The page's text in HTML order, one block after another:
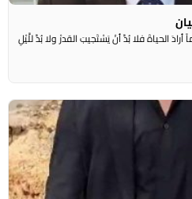
الحياةَ فلا بُدَّ أنْ يَسْتَجيبَ القدرْ ولا بُدَّ للَّيْلِ